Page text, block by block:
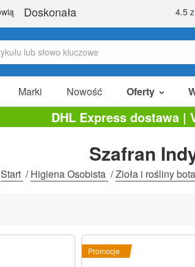
Marki Nowość Oferty
Na
DHL Express dostawa |
Szafran
Start /Higiena Osobista /Zioła i rośliny
Promocje